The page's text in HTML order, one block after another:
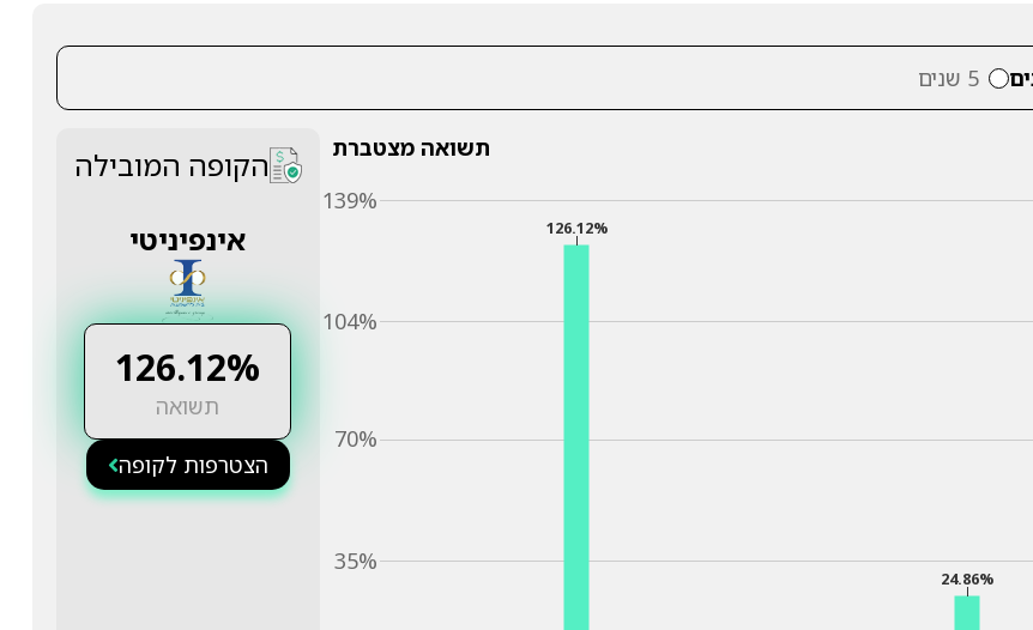
5 שנים
תשואה מצטברת
35%
70%
104%
139%
126.12%
24.86%
הקופה המובילה
אינפיניטי
126.12%
תשואה
הצטרפות לקופה